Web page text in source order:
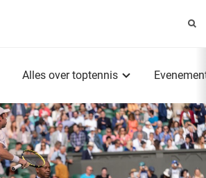
Alles over toptennis